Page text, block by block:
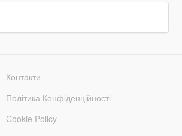
Контакти
Політика Конфіденційності
Cookie Policy